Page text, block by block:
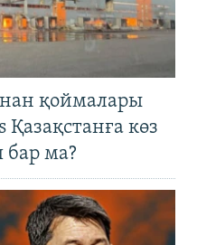
қоймалары
көз
бар ма?